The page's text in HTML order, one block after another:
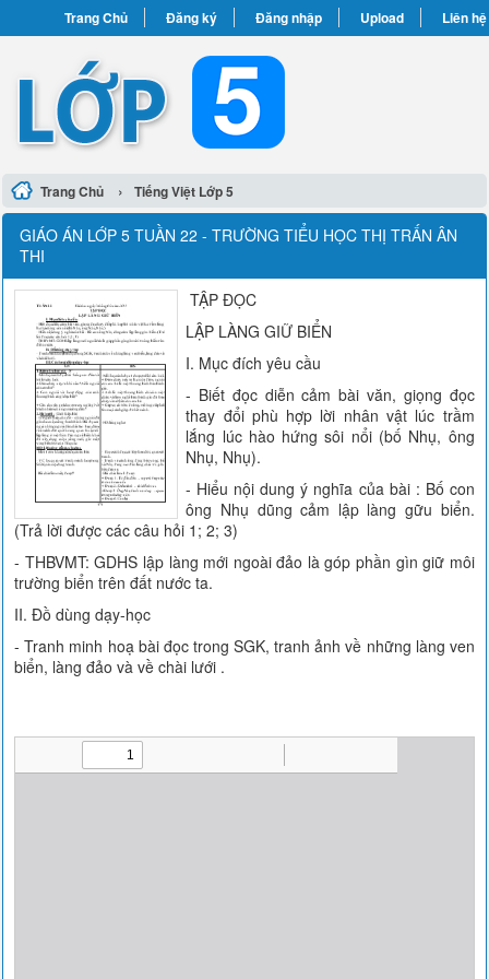
Trang Chủ Đăng ký Đăng nhập Upload Liên hệ
Trang Chủ › Tiếng Việt Lớp 5
GIÁO ÁN LỚP 5 TUẦN 22 - TRƯỜNG TIỂU HỌC THỊ TRẤN ÂN
THI
TẬP ĐỌC
LẬP LÀNG GIỮ BIỂN
I. Mục đích yêu cầu
- Biết đọc diễn cảm bài văn, giọng đọc
thay đổi phù hợp lời nhân vật lúc trầm
lắng lúc hào hứng sôi nổi (bố Nhụ, ông
Nhụ, Nhụ).
- Hiểu nội dung ý nghĩa của bài : Bố con
ông Nhụ dũng cảm lập làng gữu biển.
(Trả lời được các câu hỏi 1; 2; 3)
- THBVMT: GDHS lập làng mới ngoài đảo là góp phần gìn giữ môi
trường biển trên đất nước ta.
II. Đồ dùng dạy-học
- Tranh minh hoạ bài đọc trong SGK, tranh ảnh về những làng ven
biển, làng đảo và về chài lưới .